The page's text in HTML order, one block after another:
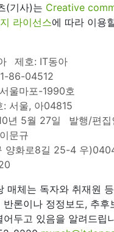
(기사)는 Creative
라이선스에 따라 이용
제호: IT동아
86-04512
울마포-1990호
: 서울, 아04815
년 5월 27일
발행/편집
문규
양화로8길 25-4 우
매체는 독자와 취재원
론이나 정정보도, 추후
두고 있음을 알려드립